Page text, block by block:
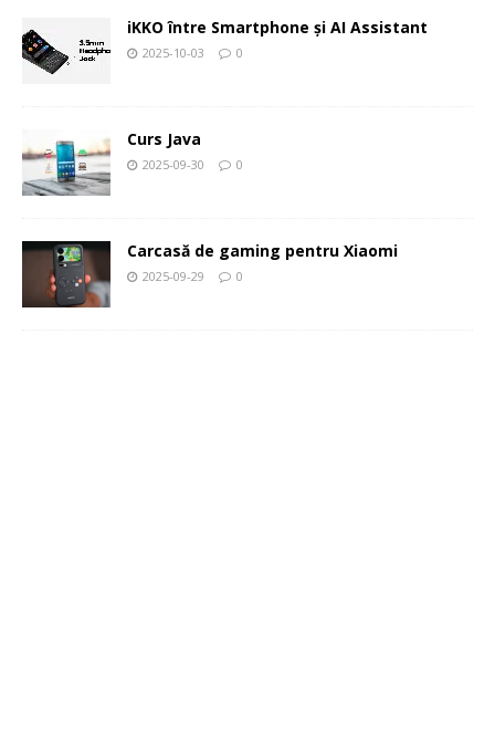
iKKO între Smartphone și AI Assistant
2025-10-03 0
Curs Java
2025-09-30 0
Carcasă de gaming pentru Xiaomi
2025-09-29 0